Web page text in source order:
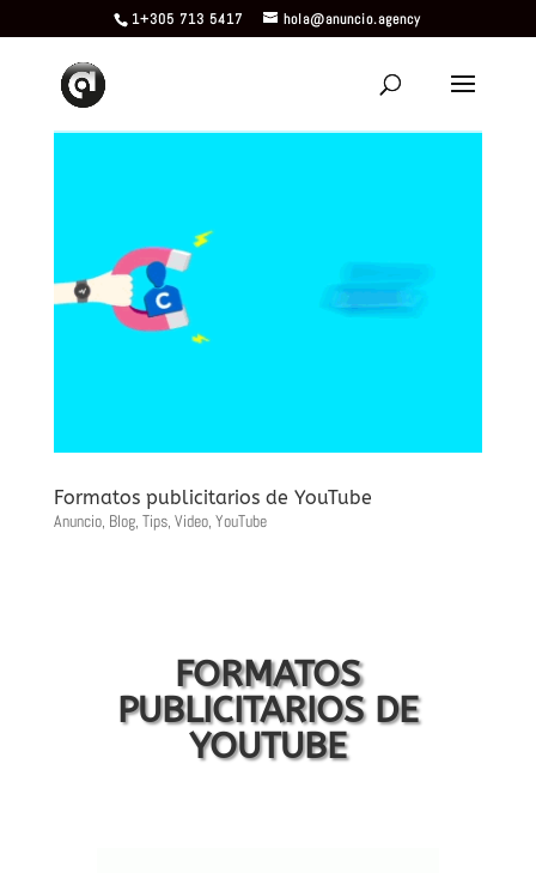
1+305 713 5417 hola@anuncio.agency
Formatos publicitarios de YouTube
Anuncio, Blog, Tips, Video, YouTube
FORMATOS
PUBLICITARIOS DE
YOUTUBE